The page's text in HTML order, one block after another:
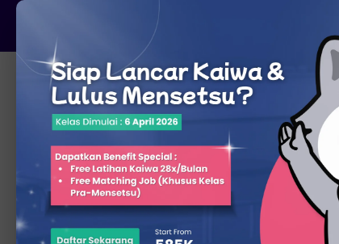
Pare, Kediri - Jawa Timur
Beranda